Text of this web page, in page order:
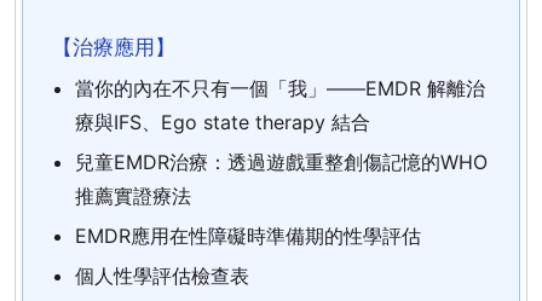
【治療應用】
當你的內在不只有一個「我」——EMDR 解離治
療與IFS、Ego state therapy 結合
兒童EMDR治療：透過遊戲重整創傷記憶的WHO
推薦實證療法
EMDR應用在性障礙時準備期的性學評估
個人性學評估檢查表